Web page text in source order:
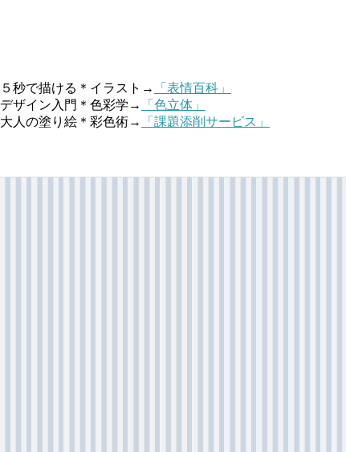
５秒で描ける＊イラスト→
「表情百科」
デザイン入門＊色彩学→
「色立体」
大人の塗り絵＊彩色術→ 「課題添削サービス」